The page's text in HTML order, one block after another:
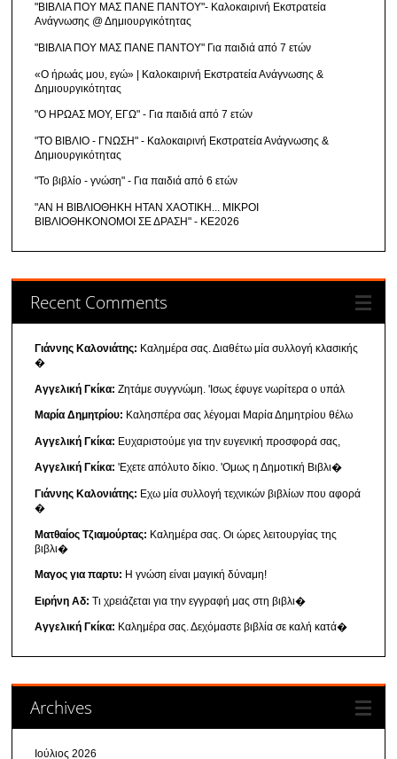
"ΒΙΒΛΙΑ ΠΟΥ ΜΑΣ ΠΑΝΕ ΠΑΝΤΟΥ"- Καλοκαιρινή Εκστρατεία
Ανάγνωσης @ Δημιουργικότητας
"ΒΙΒΛΙΑ ΠΟΥ ΜΑΣ ΠΑΝΕ ΠΑΝΤΟΥ" Για παιδιά από 7 ετών
«Ο ήρωάς μου, εγώ» | Καλοκαιρινή Εκστρατεία Ανάγνωσης &
Δημιουργικότητας
"Ο ΗΡΩΑΣ ΜΟΥ, ΕΓΩ" - Για παιδιά από 7 ετών
"ΤΟ ΒΙΒΛΙΟ - ΓΝΩΣΗ" - Καλοκαιρινή Εκστρατεία Ανάγνωσης &
Δημιουργικότητας
"Το βιβλίο - γνώση" - Για παιδιά από 6 ετών
"ΑΝ Η ΒΙΒΛΙΟΘΗΚΗ ΗΤΑΝ ΧΑΟΤΙΚΗ... ΜΙΚΡΟΙ
ΒΙΒΛΙΟΘΗΚΟΝΟΜΟΙ ΣΕ ΔΡΑΣΗ" - ΚΕ2026
Recent Comments
Γιάννης Καλονιάτης: Καλημέρα σας. Διαθέτω μία συλλογή κλασικής
�
Αγγελική Γκίκα: Ζητάμε συγγνώμη. 'Ισως έφυγε νωρίτερα ο υπάλ
Μαρία Δημητρίου: Καλησπέρα σας λέγομαι Μαρία Δημητρίου θέλω
Αγγελική Γκίκα: Ευχαριστούμε για την ευγενική προσφορά σας,
Αγγελική Γκίκα: 'Εχετε απόλυτο δίκιο. 'Ομως η Δημοτική Βιβλι�
Γιάννης Καλονιάτης: Εχω μία συλλογή τεχνικών βιβλίων που αφορά
�
Ματθαίος Τζιαμούρτας: Καλημέρα σας. Οι ώρες λειτουργίας της
βιβλι�
Μαγος για παρτυ: Η γνώση είναι μαγική δύναμη!
Ειρήνη Αδ: Τι χρειάζεται για την εγγραφή μας στη βιβλι�
Αγγελική Γκίκα: Καλημέρα σας. Δεχόμαστε βιβλία σε καλή κατά�
Archives
Ιούλιος 2026